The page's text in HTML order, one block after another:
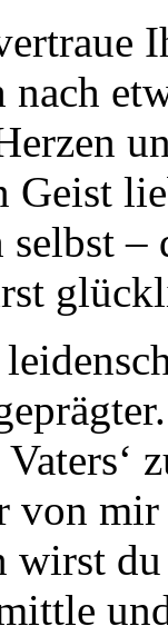
nach
Geist
–
von
wirst